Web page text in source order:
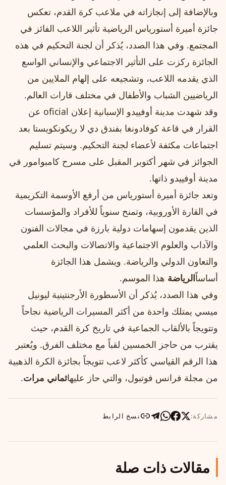
وبالإضافة إلى إنجازاته في ملاعب كرة القدم، تعكس
جائزة أميرة أستورياس الرياضية تأثير اللاعب الفائز في
المجتمع. وفي هذا الصدد، يُذكر أن لجنة التحكيم في هذه
الجائزة ركزت على التأثير الاجتماعي والإنساني الواسع
الذي يقدمه اللاعب، وتشجيعه على إلهام الملايين من
الرياضيين الشباب والأطفال في مختلف قارات العالم.
وقد شهدت مدينة أوفييدو الإسبانية إعلان oficial عن
القرار في قاعة كوفادونغا بفندق دي لا ريكونكويستا بعد
اجتماعات مكثفة لأعضاء لجنة التحكيم. وسيتم تسليم
الجوائز في شهر أكتوبر المقبل على مسرح كامبوامور في
مدينة أوفييدو ذاتها.
وتعد جائزة أميرة أستورياس من أرفع الأوسمة التكريمية
في القارة الأوروبية، وتمنح سنوياً للأفراد والمؤسسات
الذين يقدمون إسهامات دولية بارزة في مجالات الفنون
والآداب والعلوم الاجتماعية والاتصالات والبحث العلمي
والتعاون الدولي والرياضة. ويشمل هذا الجائزة
أساساًالرياضة هذا الموسم.
وفي هذا الصدد، يُذكر أن الأسطورة الأرجنتينية ليونيل
ميسي يمتلك واحدة من أكثر المسيرات الرياضية نجاحاً
وتتويجاً بالألقاب الجماعية في تاريخ كرة القدم، حيث
يقترب من حاجز الخمسين لقباً مع مختلف الفرق. ويُعتبر
هذا الرقم القياسي كأكثر لاعب تتويجاً بجائزة الكرة الذهبية
من مجلة فرانس فوتبول، والتي حاز عليهاثماني مرات.
مشاركة: نسخ الرابط
مقالات ذات صلة